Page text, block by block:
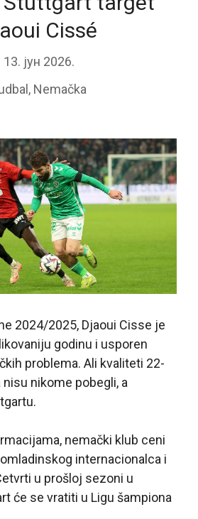
Cissé
13. јун 2026.
, Nemačka
2024/2025, Djaoui Cisse je
godinu i usporen
problema. Ali kvaliteti 22-
nikome pobegli, a
nemački klub ceni
internacionalca i
u prošloj sezoni u
će se vratiti u Ligu šampiona